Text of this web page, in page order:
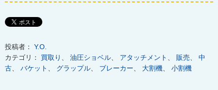
投稿者：
Y.O.
カテゴリ： 買取り 油圧ショベル アタッチメント 販売
中
古
バケット グラップル ブレーカー 大割機 小割機